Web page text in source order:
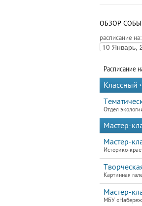
ОБЗОР
расписание на:
Расписание
Классный
Отдел
Мастер-
Мастер-
Историко-
Картинная
Мастер-
МБУ